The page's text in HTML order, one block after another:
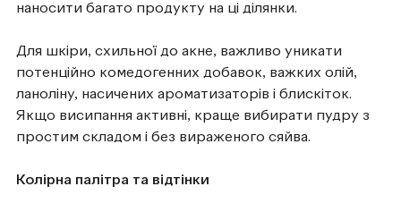
наносити багато продукту на ці ділянки.
Для шкіри, схильної до акне, важливо уникати
потенційно комедогенних добавок, важких олій,
ланоліну, насичених ароматизаторів і блискіток.
Якщо висипання активні, краще вибирати пудру з
простим складом і без вираженого сяйва.
Колірна палітра та відтінки